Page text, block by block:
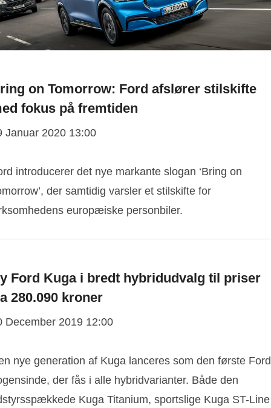
on Tomorrow: Ford afslører stilskifte
fokus på fremtiden
Januar 2020 13:00
introducerer det nye markante slogan ‘Bring on
der samtidig varsler et stilskifte for
europæiske personbiler.
Ford Kuga i bredt hybridudvalg til priser
280.090 kroner
December 2019 12:00
nye generation af Kuga lanceres som den første Ford
der fås i alle hybridvarianter. Både den
Kuga Titanium, sportslige Kuga ST-Line